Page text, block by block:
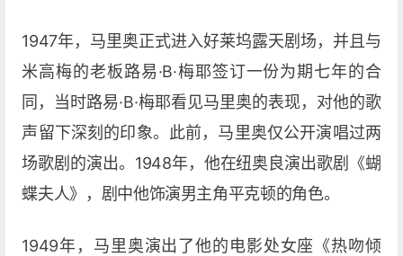
1947年，马里奥正式进入好莱坞露天剧场，并且与
米高梅的老板路易·B·梅耶签订一份为期七年的合
同，当时路易·B·梅耶看见马里奥的表现，对他的歌
声留下深刻的印象。此前，马里奥仅公开演唱过两
场歌剧的演出。1948年，他在纽奥良演出歌剧《蝴
蝶夫人》，剧中他饰演男主角平克顿的角色。
1949年，马里奥演出了他的电影处女座《热吻倾